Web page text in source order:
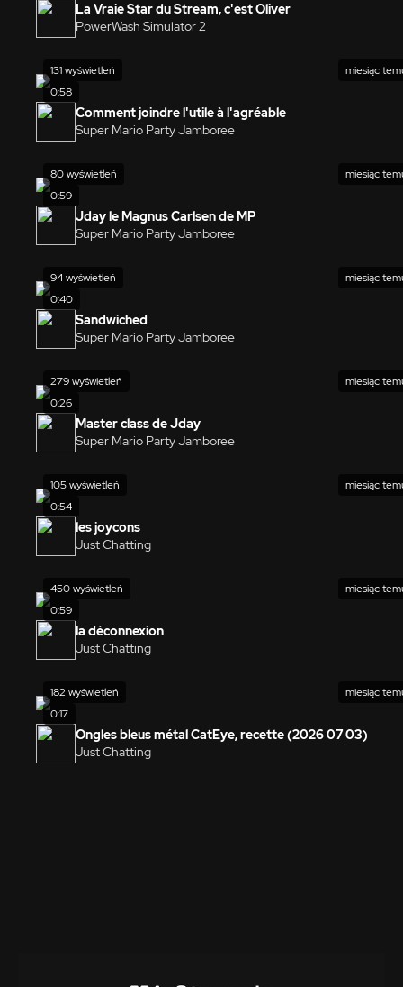
La Vraie Star du Stream, c'est Oliver
PowerWash Simulator 2
0:58
131 wyświetleń miesiąc
Comment joindre l'utile à l'agréable
Super Mario Party Jamboree
0:59
80 wyświetleń miesiąc
Jday le Magnus Carlsen de MP
Super Mario Party Jamboree
0:40
94 wyświetleń miesiąc
Sandwiched
Super Mario Party Jamboree
0:26
279 wyświetleń miesiąc
Master class de Jday
Super Mario Party Jamboree
0:54
105 wyświetleń miesiąc
les joycons
Just Chatting
0:59
450 wyświetleń miesiąc
la déconnexion
Just Chatting
0:17
182 wyświetleń miesiąc
Ongles bleus métal CatEye, recette (2026 07 03)
Just Chatting